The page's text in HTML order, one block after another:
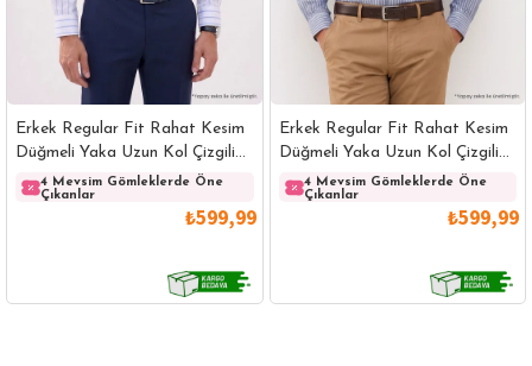
Erkek Regular Fit Rahat Kesim
Düğmeli Yaka Uzun Kol Çizgili
Pamuklu Beyaz Gömlek
4 Mevsim Gömleklerde Öne
Çıkanlar
₺599,99
Erkek Regular Fit Rahat Kesim
Düğmeli Yaka Uzun Kol Çizgili
Pamuklu Lacivert Gömlek
4 Mevsim Gömleklerde Öne
Çıkanlar
₺599,99